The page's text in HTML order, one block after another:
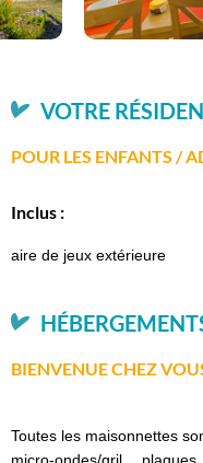
VOTRE
POUR LES ENFANTS /
Inclus :
aire de jeux extérieure
BIENVENUE CHEZ
Toutes les maisonnettes